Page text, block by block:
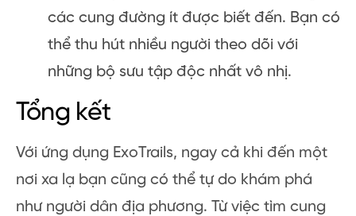
các cung đường ít được biết đến. Bạn có
thể thu hút nhiều người theo dõi với
những bộ sưu tập độc nhất vô nhị.
Tổng kết
Với ứng dụng ExoTrails, ngay cả khi đến một
nơi xa lạ bạn cũng có thể tự do khám phá
như người dân địa phương. Từ việc tìm cung